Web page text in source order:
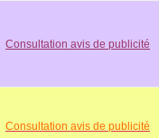
Consultation avis de publicité
Consultation avis de publicité